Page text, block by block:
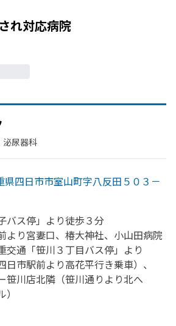
れ対応病院
泌尿器科
県四日市市室山町字八反田５０３－
バス停」より徒歩３分
より宮妻口、 椿大神社、 小山田病院
交通 「笹川３丁目バス停」より
日市駅前より高花平行き乗車）、
笹川店北隣 （笹川通りより北へ